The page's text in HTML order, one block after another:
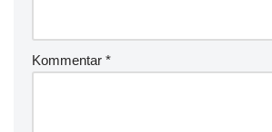
Kommentar *